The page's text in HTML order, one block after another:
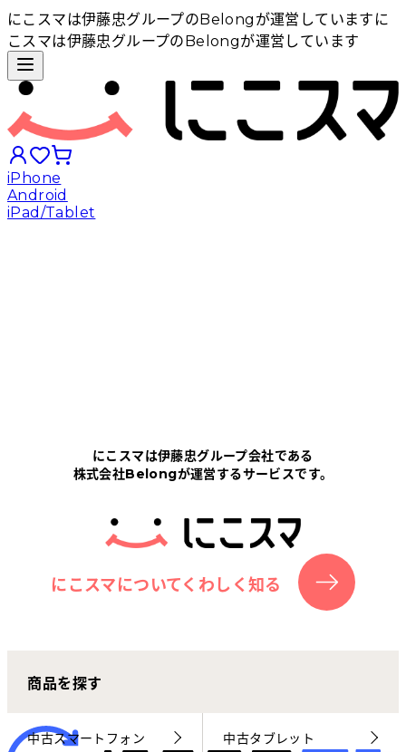
にこスマは伊藤忠グループのBelongが運営しています に
こスマは伊藤忠グループのBelongが運営しています
iPhone
Android
iPad/Tablet
にこスマについて
サポートセンター
お客さまの声
にこスマ通信
マイページ
にこスマは伊藤忠グループ会社である
株式会社Belongが運営するサービスです。
にこスマについてくわしく知る
商品を探す
中古スマートフォン 中古タブレット